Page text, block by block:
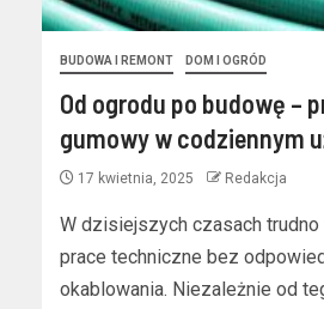
BUDOWA I REMONT DOM I OGRÓD
Od ogrodu po budowę –
gumowy w codziennym
17 kwietnia, 2025 Redakcja
W dzisiejszych czasach
prace techniczne bez
okablowania. Niezależnie od